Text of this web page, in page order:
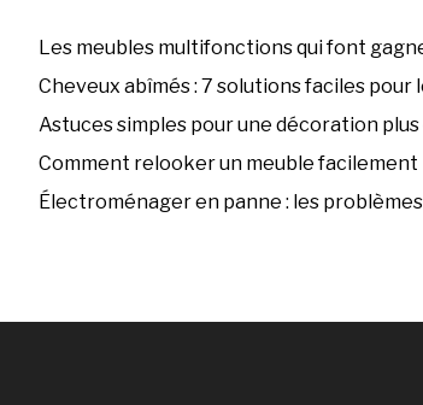
Les meubles multifonctions qui font
Cheveux abîmés : 7 solutions faciles
Astuces simples pour une décoration
Comment relooker un meuble facilement
Électroménager en panne : les